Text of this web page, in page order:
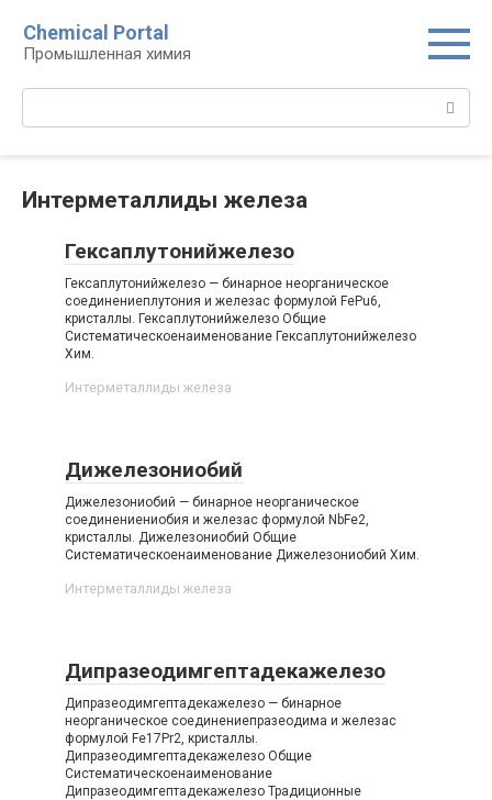
контенту
Chemical Portal
Промышленная химия
Интерметаллиды железа‎
Гексаплутонийжелезо
Гексаплутонийжелезо — бинарное неорганическое
соединениеплутония и железас формулой FePu6,
кристаллы. Гексаплутонийжелезо Общие
Систематическоенаименование Гексаплутонийжелезо
Хим.
Интерметаллиды железа‎
Дижелезониобий
Дижелезониобий — бинарное неорганическое
соединениениобия и железас формулой NbFe2,
кристаллы. Дижелезониобий Общие
Систематическоенаименование Дижелезониобий Хим.
Интерметаллиды железа‎
Дипразеодимгептадекажелезо
Дипразеодимгептадекажелезо — бинарное
неорганическое соединениепразеодима и железас
формулой Fe17Pr2, кристаллы.
Дипразеодимгептадекажелезо Общие
Систематическоенаименование
Дипразеодимгептадекажелезо Традиционные